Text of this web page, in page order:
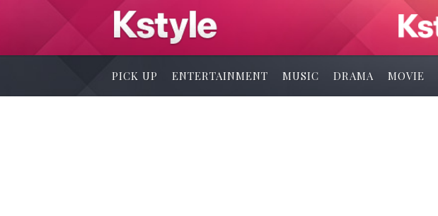
PICK UP ENTERTAINMENT MUSIC DRAMA MOVIE